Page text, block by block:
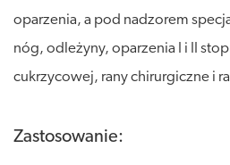
oparzenia, a pod nadzorem
nóg, odleżyny, oparzenia I i II
cukrzycowej, rany chirurgiczne i
Zastosowanie: